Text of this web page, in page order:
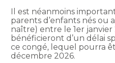
Il est néanmoins
parents d’enfants nés ou
naître) entre le 1er janvier
bénéficieront d’un délai
ce congé, lequel pourra
décembre 2026.